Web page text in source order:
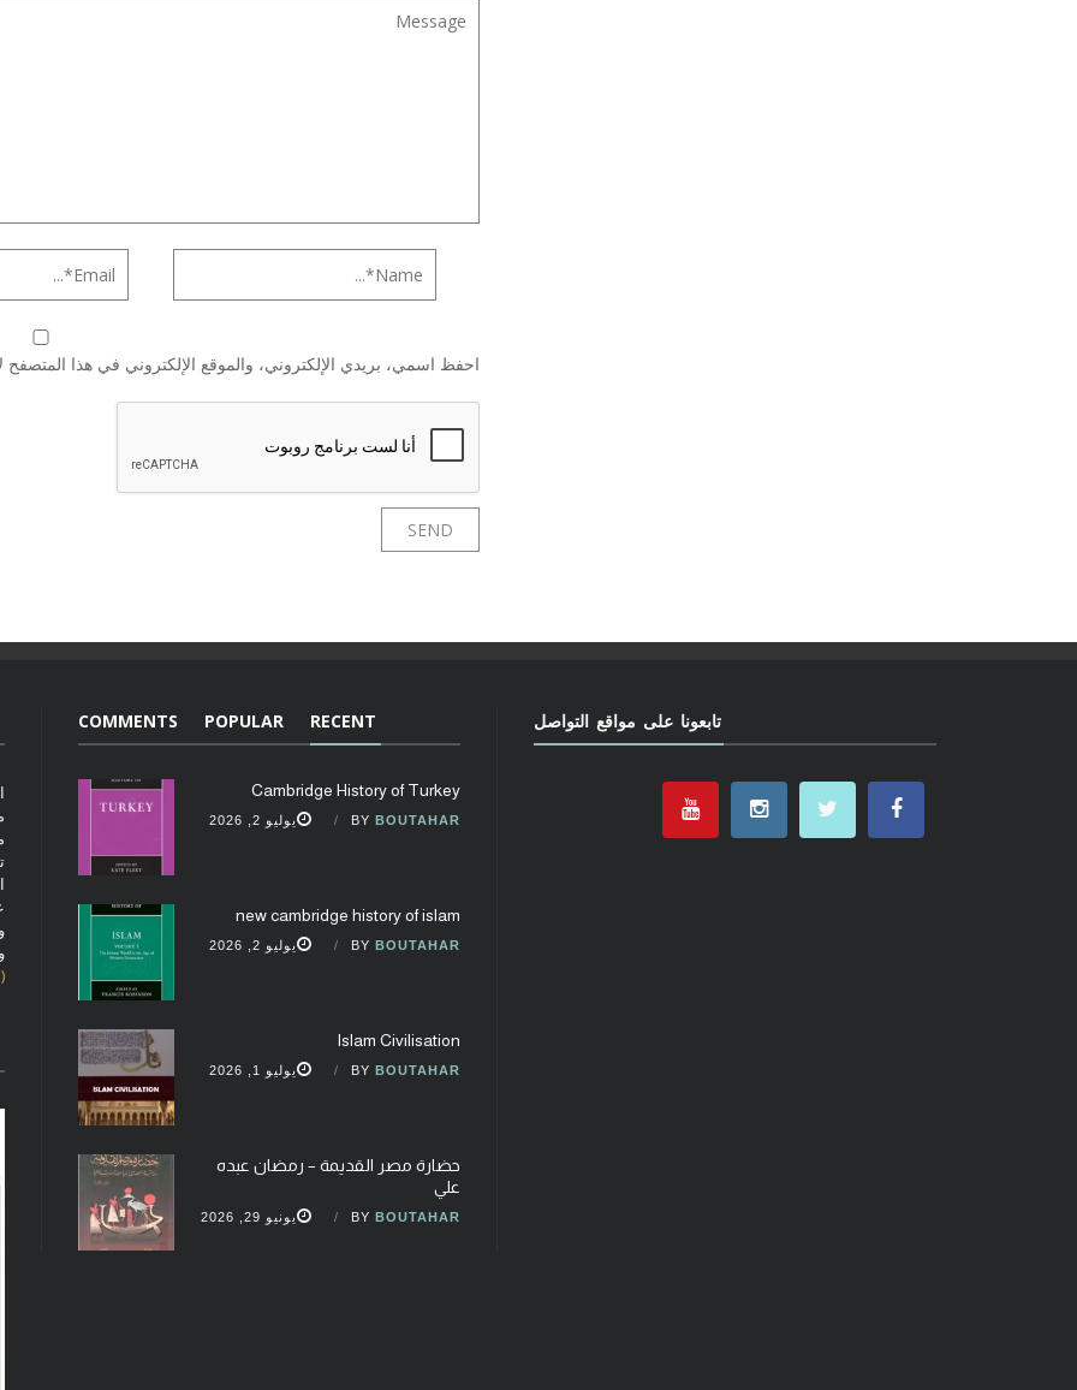
احفظ اسمي، بريدي الإلكتروني، والموقع الإلكتروني في هذا المتصفح
(fobcaf@gmail.com)
RECENT
POPULAR
COMMENTS
Cambridge History of Turkey
BY BOUTAHAR يوليو 2, 2026
new cambridge history of islam
BY BOUTAHAR يوليو 2, 2026
Islam Civilisation
BY BOUTAHAR يوليو 1, 2026
حضارة مصر القديمة – رمضان عبده
علي
BY BOUTAHAR يونيو 29, 2026
تابعونا على مواقع التواصل